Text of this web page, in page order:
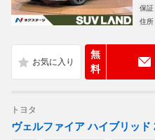
保証
住所
無
料
トヨタ
ヴェルファイア ハイブリッ